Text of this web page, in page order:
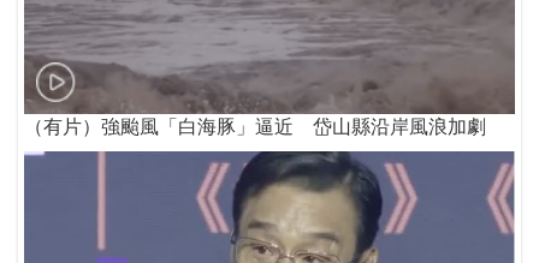
（有片）強颱風「白海豚」逼近 岱山縣沿岸風浪加劇